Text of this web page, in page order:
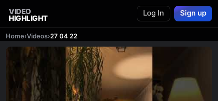
VIDEO
HIGHLIGHT
Log In Sign up
Home›Videos›27 04 22